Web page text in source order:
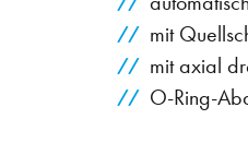
mit
mit axial
O-Ring-